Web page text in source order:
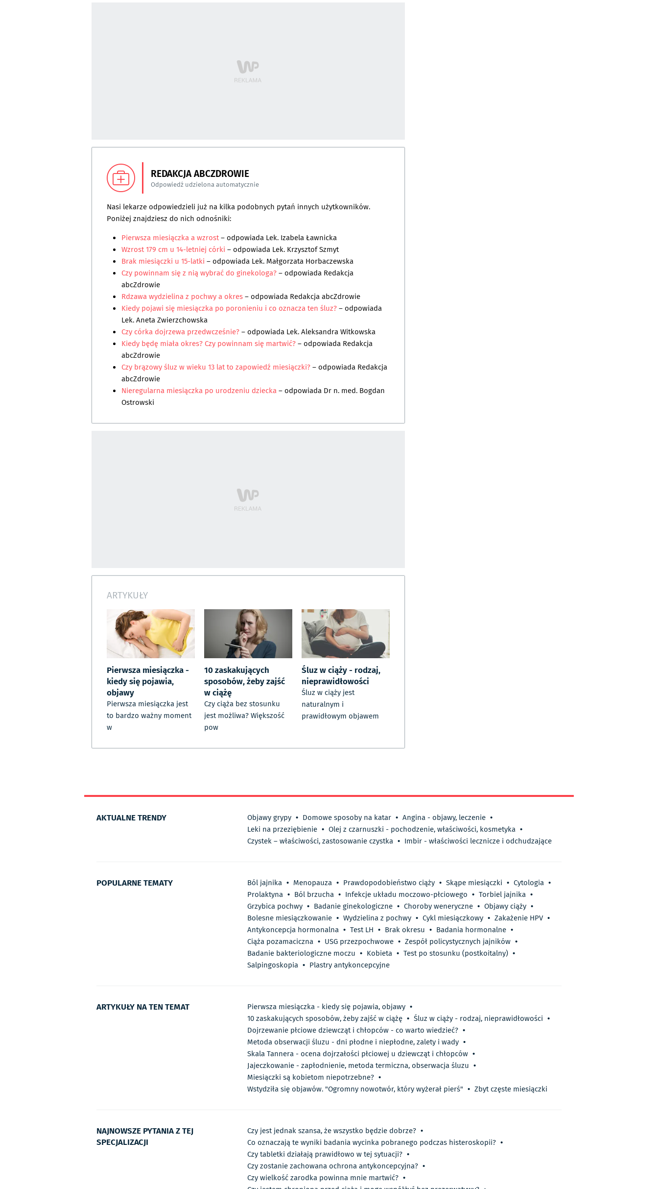
REDAKCJA ABCZDROWIE
Odpowiedź udzielona automatycznie
Nasi lekarze odpowiedzieli już na kilka podobnych pytań innych użytkowników.
Poniżej znajdziesz do nich odnośniki:
Pierwsza miesiączka a wzrost– odpowiada Lek. Izabela Ławnicka
Wzrost 179 cm u 14-letniej córki – odpowiada Lek. Krzysztof Szmyt
Brak miesiączki u 15-latki – odpowiada Lek. Małgorzata Horbaczewska
Czy powinnam się z nią wybrać do ginekologa?– odpowiada Redakcja
abcZdrowie
Rdzawa wydzielina z pochwy a okres– odpowiada Redakcja abcZdrowie
Kiedy pojawi się miesiączka po poronieniu i co oznacza ten śluz?– odpowiada
Lek. Aneta Zwierzchowska
Czy córka dojrzewa przedwcześnie?– odpowiada Lek. Aleksandra Witkowska
Kiedy będę miała okres? Czy powinnam się martwić?– odpowiada Redakcja
abcZdrowie
Czy brązowy śluz w wieku 13 lat to zapowiedź miesiączki?– odpowiada Redakcja
abcZdrowie
Nieregularna miesiączka po urodzeniu dziecka– odpowiada Dr n. med. Bogdan
Ostrowski
ARTYKUŁY
Pierwsza miesiączka -
kiedy się pojawia,
objawy
Pierwsza miesiączka jest
to bardzo ważny moment
w
10 zaskakujących
sposobów, żeby zajść
w ciążę
Czy ciąża bez stosunku
jest możliwa? Większość
pow
Śluz w ciąży - rodzaj,
nieprawidłowości
Śluz w ciąży jest
naturalnym i
prawidłowym objawem
AKTUALNE TRENDY Objawy grypy • Domowe sposoby na katar • Angina - objawy, leczenie •
Leki na przeziębienie • Olej z czarnuszki - pochodzenie, właściwości, kosmetyka •
Czystek – właściwości, zastosowanie czystka • Imbir - właściwości lecznicze i odchudzające
POPULARNE TEMATY Ból jajnika • Menopauza • Prawdopodobieństwo ciąży • Skąpe miesiączki • Cytologia •
Prolaktyna • Ból brzucha • Infekcje układu moczowo-płciowego • Torbiel jajnika •
Grzybica pochwy • Badanie ginekologiczne • Choroby weneryczne • Objawy ciąży •
Bolesne miesiączkowanie • Wydzielina z pochwy • Cykl miesiączkowy • Zakażenie HPV •
Antykoncepcja hormonalna • Test LH • Brak okresu • Badania hormonalne •
Ciąża pozamaciczna • USG przezpochwowe • Zespół policystycznych jajników •
Badanie bakteriologiczne moczu • Kobieta • Test po stosunku (postkoitalny) •
Salpingoskopia • Plastry antykoncepcyjne
ARTYKUŁY NA TEN TEMAT Pierwsza miesiączka - kiedy się pojawia, objawy •
10 zaskakujących sposobów, żeby zajść w ciążę • Śluz w ciąży - rodzaj, nieprawidłowości •
Dojrzewanie płciowe dziewcząt i chłopców - co warto wiedzieć? •
Metoda obserwacji śluzu - dni płodne i niepłodne, zalety i wady •
Skala Tannera - ocena dojrzałości płciowej u dziewcząt i chłopców •
Jajeczkowanie - zapłodnienie, metoda termiczna, obserwacja śluzu •
Miesiączki są kobietom niepotrzebne? •
Wstydziła się objawów. "Ogromny nowotwór, który wyżerał pierś" • Zbyt częste miesiączki
NAJNOWSZE PYTANIA Z TEJ
SPECJALIZACJI
Czy jest jednak szansa, że wszystko będzie dobrze? •
Co oznaczają te wyniki badania wycinka pobranego podczas histeroskopii? •
Czy tabletki działają prawidłowo w tej sytuacji? •
Czy zostanie zachowana ochrona antykoncepcyjna? •
Czy wielkość zarodka powinna mnie martwić? •